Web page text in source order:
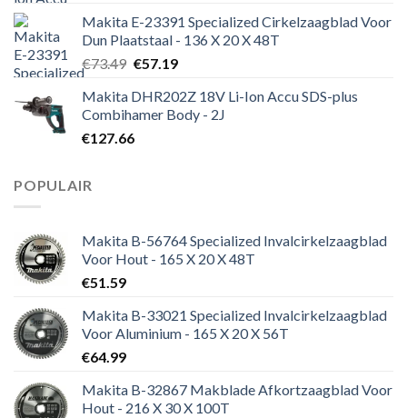
Makita E-23391 Specialized Cirkelzaagblad Voor
Dun Plaatstaal - 136 X 20 X 48T
€73.49 Oorspronkelijke
was:
€73.49.
€57.19Huidige
is:
€57.19.
Makita DHR202Z 18V Li-Ion Accu SDS-plus
Combihamer Body - 2J
€127.66
POPULAIR
Makita B-56764 Specialized Invalcirkelzaagblad
Voor Hout - 165 X 20 X 48T
€51.59
Makita B-33021 Specialized Invalcirkelzaagblad
Voor Aluminium - 165 X 20 X 56T
€64.99
Makita B-32867 Makblade Afkortzaagblad Voor
Hout - 216 X 30 X 100T